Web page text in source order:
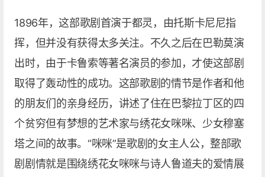
1896年，这部歌剧首演于都灵，由托斯卡尼尼指
挥，但并没有获得太多关注。不久之后在巴勒莫演
出时，由于卡鲁索等著名演员的参加，才使这部剧
取得了轰动性的成功。这部歌剧的情节是作者和他
的朋友们的亲身经历，讲述了住在巴黎拉丁区的四
个贫穷但有梦想的艺术家与绣花女咪咪、少女穆塞
塔之间的故事。“咪咪”是歌剧的女主人公，整部歌
剧剧情就是围绕绣花女咪咪与诗人鲁道夫的爱情展